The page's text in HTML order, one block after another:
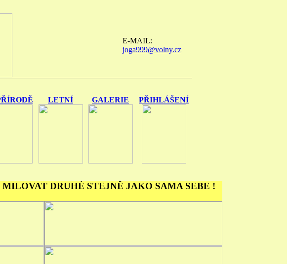
E-MAIL:
joga999@volny.cz
LETNÍ GALERIE PŘIHLÁŠENÍ
MILOVAT DRUHÉ STEJNĚ JAKO SAMA SEBE !